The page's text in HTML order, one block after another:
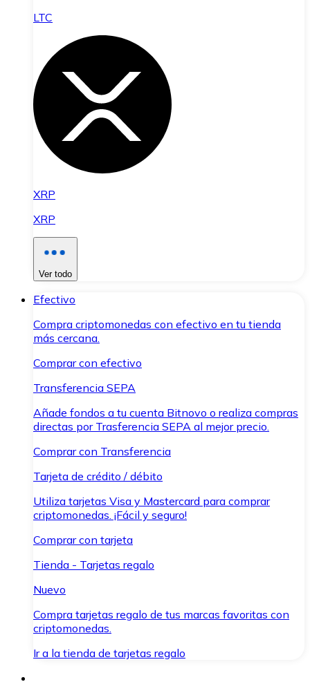
LTC
XRP
XRP
Ver todo
Efectivo
Compra criptomonedas con efectivo en tu tienda
más cercana.
Comprar con efectivo
Transferencia SEPA
Añade fondos a tu cuenta Bitnovo o realiza compras
directas por Trasferencia SEPA al mejor precio.
Comprar con Transferencia
Tarjeta de crédito / débito
Utiliza tarjetas Visa y Mastercard para comprar
criptomonedas. ¡Fácil y seguro!
Comprar con tarjeta
Tienda - Tarjetas regalo
Nuevo
Compra tarjetas regalo de tus marcas favoritas con
criptomonedas.
Ir a la tienda de tarjetas regalo